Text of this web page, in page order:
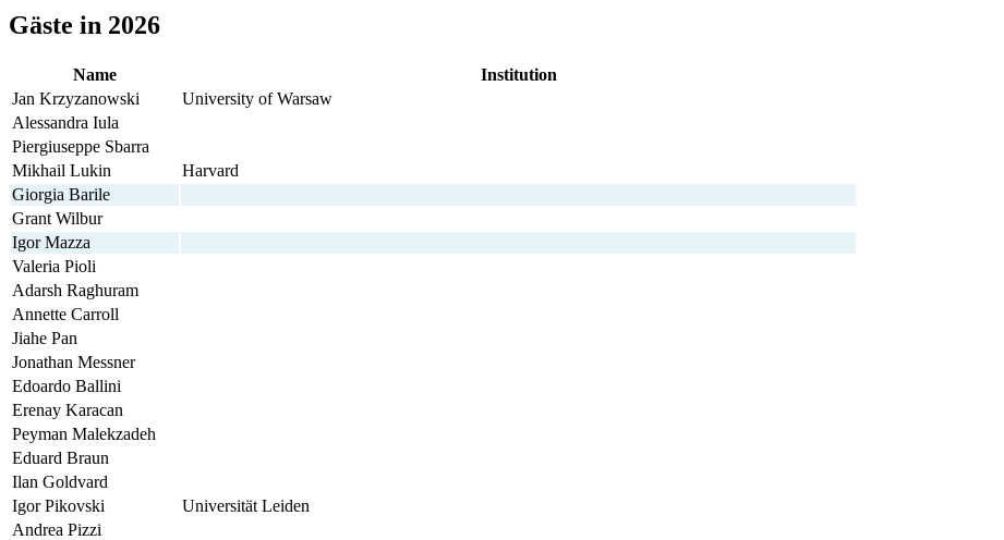
Gäste in 2026
Name
Institution
Jan Krzyzanowski
University of Warsaw
Alessandra Iula
Piergiuseppe Sbarra
Mikhail Lukin
Harvard
Giorgia Barile
Grant Wilbur
Igor Mazza
Valeria Pioli
Adarsh Raghuram
Annette Carroll
Jiahe Pan
Jonathan Messner
Edoardo Ballini
Erenay Karacan
Peyman Malekzadeh
Eduard Braun
Ilan Goldvard
Igor Pikovski
Universität Leiden
Andrea Pizzi